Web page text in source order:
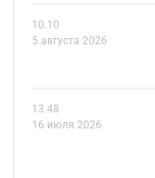
10.10
5 августа 2026
13.48
16 июля 2026